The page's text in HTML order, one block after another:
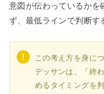
意図が伝わっているかを
ず、最低ラインで判断す
この考え方を身に
デッサンは、「終
めるタイミングを